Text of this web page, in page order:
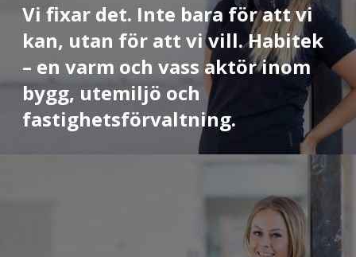
Vi fixar det. Inte bara för att vi
kan, utan för att vi vill. Habitek
– en varm och vass aktör inom
bygg, utemiljö och
fastighetsförvaltning.